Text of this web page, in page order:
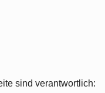
sind verantwortlich: